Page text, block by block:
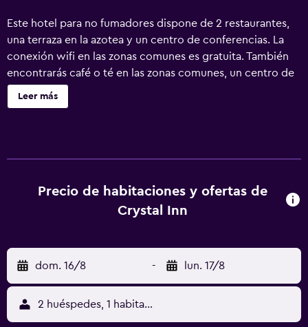
Este hotel para no fumadores dispone de 2 restaurantes,
una terraza en la azotea y un centro de conferencias. La
conexión wifi en las zonas comunes es gratuita. También
encontrarás café o té en las zonas comunes, un centro de
negocios y una zona para conferencias. Crystal Inn ofrece
33 alojamientos con minibar y caja fuerte. Las camas
utilizar los siguientes servicios disponibles en las
habitaciones: frigorífico y cafetera y tetera. Los baños
higiene personal gratuitos. Este hotel en Agra ofrece
acceso a Internet wifi gratis. Los servicios para las
personas de negocios incluyen periódicos gratuitos y
teléfono. Las habitaciones también incluyen botella de
agua gratuita y ventilador de techo. Es posible solicitar
Leer más
Precio de habitaciones y ofertas de
Crystal Inn
dom. 16/8 - lun. 17/8
2 huéspedes, 1 habitación